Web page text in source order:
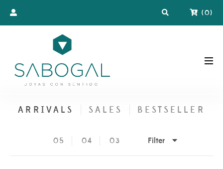
(0)
ARRIVALS SALES BESTSELLER
05 04 03 Filter